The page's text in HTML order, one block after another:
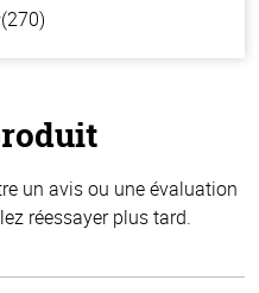
(270)
un avis ou une évaluation
réessayer plus tard.